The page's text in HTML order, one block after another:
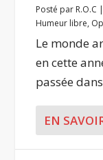
Posté par R.O.C
Humeur libre,
Le monde
en cette
passée
EN